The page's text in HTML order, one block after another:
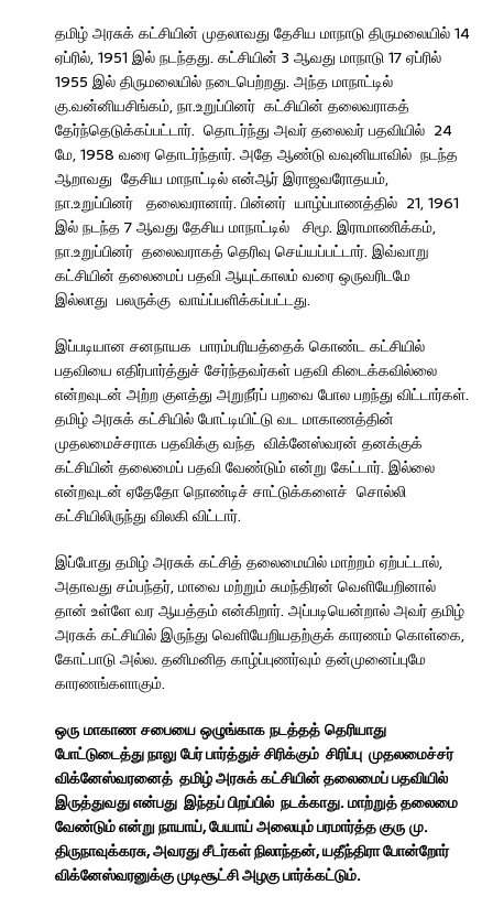
தமிழ் அரசுக் கட்சியின் முதலாவது தேசிய மாநாடு திருமலையில் 14
ஏப்ரில், 1951 இல் நடந்தது. கட்சியின் 3 ஆவது மாநாடு 17 ஏப்ரில்
1955 இல் திருமலையில் நடைபெற்றது. அந்த மாநாட்டில்
கு.வன்னியசிங்கம், நா.உறுப்பினர் கட்சியின் தலைவராகத்
தேர்ந்தெடுக்கப்பட்டார். தொடர்ந்து அவர் தலைவர் பதவியில் 24
மே, 1958 வரை தொடர்ந்தார். அதே ஆண்டு வவுனியாவில் நடந்த
ஆறாவது தேசிய மாநாட்டில் என்ஆர் இராஜவரோதயம்,
நா.உறுப்பினர் தலைவரானார். பின்னர் யாழ்ப்பாணத்தில் 21, 1961
இல் நடந்த 7 ஆவது தேசிய மாநாட்டில் சிமூ. இராமாணிக்கம்,
நா.உறுப்பினர் தலைவராகத் தெரிவு செய்யப்பட்டார். இவ்வாறு
கட்சியின் தலைமைப் பதவி ஆயுட்காலம் வரை ஒருவரிடமே
இல்லாது பலருக்கு வாய்ப்பளிக்கப்பட்டது.
இப்படியான சனநாயக பாரம்பரியத்தைக் கொண்ட கட்சியில்
பதவியை எதிர்பார்த்துச் சேர்ந்தவர்கள் பதவி கிடைக்கவில்லை
என்றவுடன் அற்ற குளத்து அறுநீர்ப் பறவை போல பறந்து விட்டார்கள்.
தமிழ் அரசுக் கட்சியில் போட்டியிட்டு வட மாகாணத்தின்
முதலமைச்சராக பதவிக்கு வந்த விக்னேஸ்வரன் தனக்குக்
கட்சியின் தலைமைப் பதவி வேண்டும் என்று கேட்டார். இல்லை
என்றவுடன் ஏதேதோ நொண்டிச் சாட்டுக்களைச் சொல்லி
கட்சியிலிருந்து விலகி விட்டார்.
இப்போது தமிழ் அரசுக் கட்சித் தலைமையில் மாற்றம் ஏற்பட்டால்,
அதாவது சம்பந்தர், மாவை மற்றும் சுமந்திரன் வெளியேறினால்
தான் உள்ளே வர ஆயத்தம் என்கிறார். அப்படியென்றால் அவர் தமிழ்
அரசுக் கட்சியில் இருந்து வெளியேறியதற்குக் காரணம் கொள்கை,
கோட்பாடு அல்ல. தனிமனித காழ்ப்புணர்வும் தன்முனைப்புமே
காரணங்களாகும்.
ஒருமாகாணசபையைஒழுங்காகநடத்தத்தெரியாது
போட்டுடைத்து நாலுபேர் பார்த்துச் சிரிக்கும் சிரிப்பு முதலமைச்சர்
விக்னேஸ்வரனைத் தமிழ் அரசுக் கட்சியின் தலைமைப் பதவியில்
இருத்துவது என்பது இந்தப் பிறப்பில் நடக்காது. மாற்றுத் தலைமை
வேண்டும் என்று நாயாய்,பேயாய் அலையும் பரமார்த்த குருமு.
திருநாவுக்கரசு,அவரது சீடர்கள் நிலாந்தன்,யதீந்திரா போன்றோர்
விக்னேஸ்வரனுக்கு முடிசூட்சி அழகு பார்க்கட்டும்.